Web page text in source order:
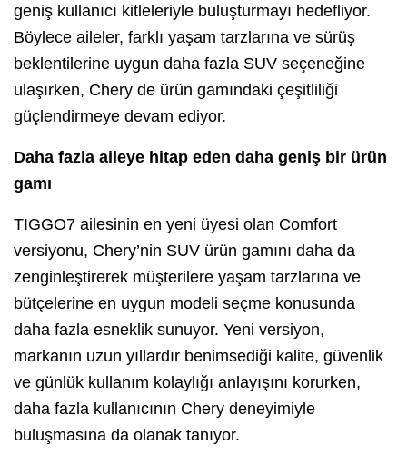
geniş kullanıcı kitleleriyle buluşturmayı hedefliyor.
Böylece aileler, farklı yaşam tarzlarına ve sürüş
beklentilerine uygun daha fazla SUV seçeneğine
ulaşırken, Chery de ürün gamındaki çeşitliliği
güçlendirmeye devam ediyor.
Daha fazla aileye hitap eden daha geniş bir ürün
gamı
TIGGO7 ailesinin en yeni üyesi olan Comfort
versiyonu, Chery’nin SUV ürün gamını daha da
zenginleştirerek müşterilere yaşam tarzlarına ve
bütçelerine en uygun modeli seçme konusunda
daha fazla esneklik sunuyor. Yeni versiyon,
markanın uzun yıllardır benimsediği kalite, güvenlik
ve günlük kullanım kolaylığı anlayışını korurken,
daha fazla kullanıcının Chery deneyimiyle
buluşmasına da olanak tanıyor.